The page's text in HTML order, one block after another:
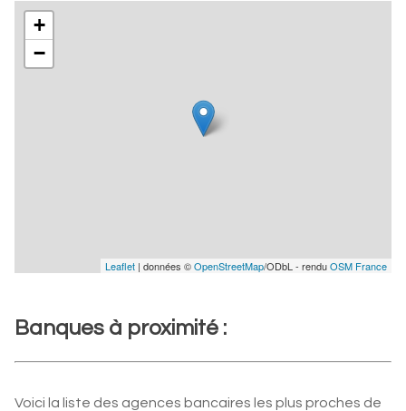
+
−
Leaflet | données ©OpenStreetMap/ODbL - renduOSM France
Banques à proximité :
Voici la liste des agences bancaires les plus proches de